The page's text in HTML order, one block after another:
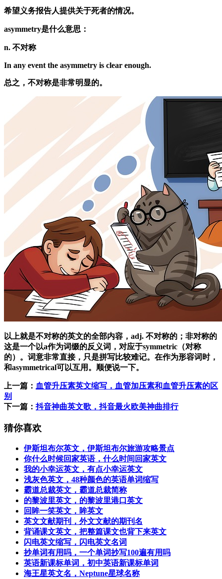
希望义务报告人提供关于死者的情况。
asymmetry是什么意思：
n. 不对称
In any event the asymmetry is clear enough.
总之，不对称是非常明显的。
以上就是不对称的英文的全部内容，adj. 不对称的；非对称的
这是一个以a作为词缀的反义词，对应于symmetric（对称
的）。词意非常直接，只是拼写比较难记。在作为形容词时，
和asymmetrical可以互用。顺便说一下。
上一篇： 血管升压素英文缩写，血管加压素和血管升压素的区
别
下一篇：抖音神曲英文歌，抖音最火欧美神曲排行
猜你喜欢
伊斯坦布尔英文，伊斯坦布尔旅游攻略景点
你什么时候回家英语，什么时间回家英文
我的小幸运英文，有点小幸运英文
浅灰色英文，48种颜色的英语单词缩写
霸道总裁英文，霸道总裁简称
的黎波里英文，的黎波里港口英文
回眸一笑英文，眸英文
英文文献期刊，外文文献的期刊名
背诵课文英文，把整篇课文也背下来英文
闪电英文缩写，闪电英文名词
抄单词有用吗，一个单词抄写100遍有用吗
英语新课标单词，初中英语新课标单词
海王星英文名，Neptune星球名称